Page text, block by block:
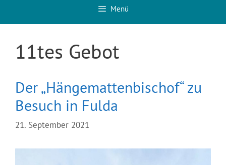
Menü
11tes Gebot
Der „Hängemattenbischof“ zu
Besuch in Fulda
21. September 2021